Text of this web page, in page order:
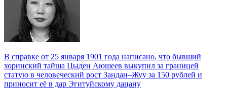
В справке от 25 января 1901 года написано, что бывший
хоринский тайша Цыден Аюшеев выкупил за границей
статую в человеческий рост Зандан–Жуу за 150 рублей и
приносит её в дар Эгитуйскому дацану